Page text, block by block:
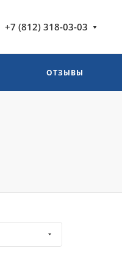
+7 (812) 318-03-03
ОТЗЫВЫ